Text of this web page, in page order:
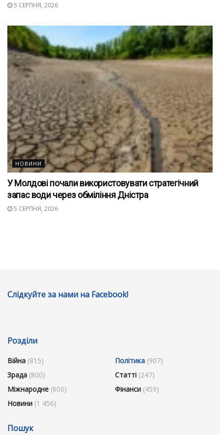
5 СЕРПНЯ, 2026
НОВИНИ
У Молдові почали використовувати стратегічний
запас води через обміління Дністра
5 СЕРПНЯ, 2026
Слідкуйте за нами на Facebook!
Розділи
Війна (815)
Зрада (800)
Міжнародне (600)
Новини (1 456)
Політика (907)
Статті (247)
Фінанси (459)
Пошук